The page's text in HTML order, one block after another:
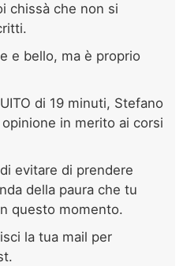
chissà che non si
e bello, ma è proprio
di 19 minuti, Stefano
in merito ai corsi
evitare di prendere
della paura che tu
questo momento.
la tua mail per